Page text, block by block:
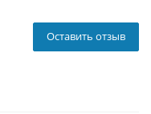
Оставить отзыв